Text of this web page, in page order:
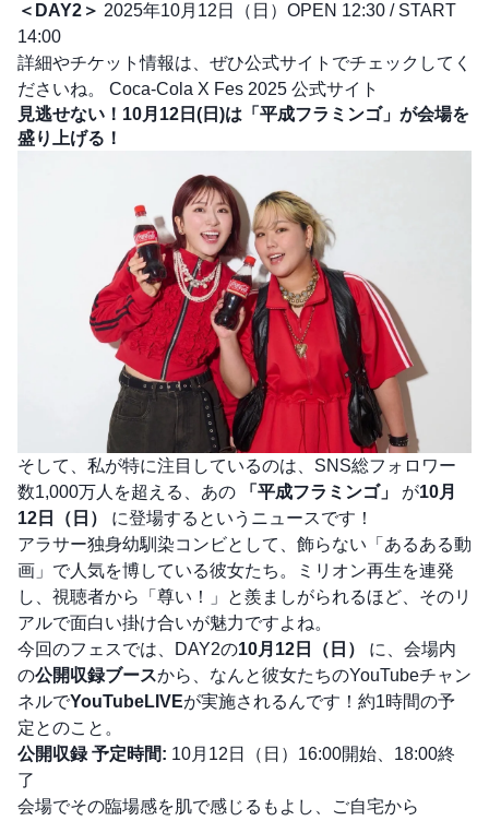
＜DAY2＞ 2025年10月12日（日）OPEN 12:30 / START
14:00
詳細やチケット情報は、ぜひ公式サイトでチェックしてく
ださいね。 Coca-Cola X Fes 2025 公式サイト
見逃せない！10月12日(日)は「平成フラミンゴ」が会場を
盛り上げる！
そして、私が特に注目しているのは、SNS総フォロワー
数1,000万人を超える、あの
「平成フラミンゴ」 が10月
12日（日）
に登場するというニュースです！
アラサー独身幼馴染コンビとして、飾らない「あるある動
画」で人気を博している彼女たち。ミリオン再生を連発
し、視聴者から「尊い！」と羨ましがられるほど、そのリ
アルで面白い掛け合いが魅力ですよね。
今回のフェスでは、DAY2の10月12日（日）
に、会場内
の公開収録ブースから、なんと彼女たちのYouTubeチャン
ネルでYouTubeLIVEが実施されるんです！約1時間の予
定とのこと。
公開収録 予定時間: 10月12日（日）16:00開始、18:00終
了
会場でその臨場感を肌で感じるもよし、ご自宅から